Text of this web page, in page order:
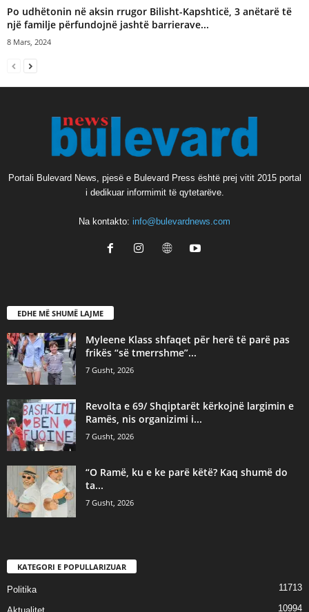
Po udhëtonin në aksin rrugor Bilisht-Kapshticë, 3 anëtarë të
një familje përfundojnë jashtë barrierave...
8 Mars, 2024
Portali Bulevard News, pjesë e Bulevard Press është prej vitit 2015 portal
i dedikuar informimit të qytetarëve.
Na kontakto: info@bulevardnews.com
EDHE MË SHUMË LAJME
Myleene Klass shfaqet për herë të parë pas
frikës “së tmerrshme”...
7 Gusht, 2026
Revolta e 69/ Shqiptarët kërkojnë largimin e
Ramës, nis organizimi i...
7 Gusht, 2026
“O Ramë, ku e ke parë këtë? Kaq shumë do
ta...
7 Gusht, 2026
KATEGORI E POPULLARIZUAR
Politika 11713
10994